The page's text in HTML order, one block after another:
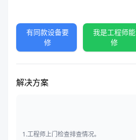
有同款设备要
修
我是工程师能
修
解决方案
1.工程师上门检查排查情况。